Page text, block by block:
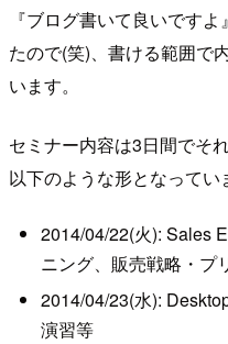
『ブログ書いて良いです
たので(笑)、書ける範囲で
います。
セミナー内容は3日間でそ
以下のような形となってい
2014/04/22(火): Sales
ニング、販売戦略・プ
2014/04/23(水):
演習等